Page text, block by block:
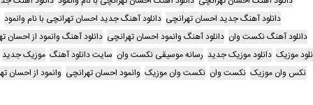
دانلود آهنگ جدید احسان تهرانچی دانلود آهنگ جدید احسان تهرانچی با نام وانمود
دانلود آهنگ نکست وان دانلود آهنگ وانمود احسان تهرانچی دانلود آهنگ وانمود از احسان
موزیک دانلود موزیک جدید رسانه موسیقی نکست وان سایت دانلود آهنگ موزیک جدید
نکس وان موزیک نکست وان نکست وان موزیک وانمود احسان تهرانچی وانمود از احسان